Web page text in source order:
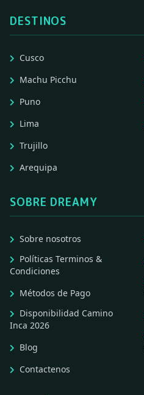
DESTINOS
Cusco
Machu Picchu
Puno
Lima
Trujillo
Arequipa
SOBRE DREAMY
Sobre nosotros
Políticas Terminos &
Condiciones
Métodos de Pago
Disponibilidad Camino
Inca 2026
Blog
Contactenos